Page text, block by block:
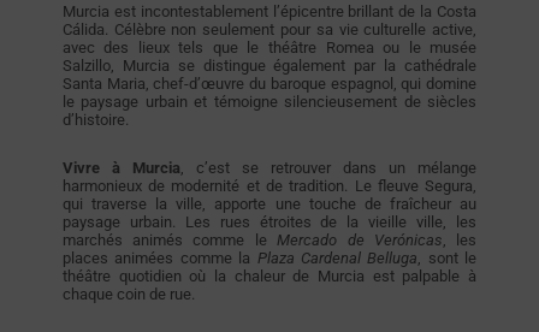
Murcia est incontestablement l’épicentre brillant de la Costa
Cálida. Célèbre non seulement pour sa vie culturelle active,
avec des lieux tels que le théâtre Romea ou le musée
Salzillo, Murcia se distingue également par la cathédrale
Santa Maria, chef-d’œuvre du baroque espagnol, qui domine
le paysage urbain et témoigne silencieusement de siècles
d’histoire.
Vivre à Murcia, c’est se retrouver dans un mélange
harmonieux de modernité et de tradition. Le fleuve Segura,
qui traverse la ville, apporte une touche de fraîcheur au
paysage urbain. Les rues étroites de la vieille ville, les
marchés animés comme leMercado de Verónicas, les
places animées comme la Plaza Cardenal Belluga, sont le
théâtre quotidien où la chaleur de Murcia est palpable à
chaque coin de rue.